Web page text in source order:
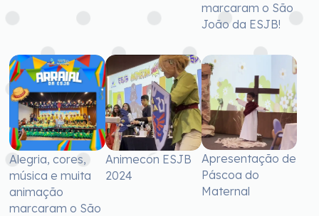
marcaram o São
João da ESJB!
Alegria, cores,
música e muita
animação
marcaram o São
Animecon ESJB
2024
Apresentação de
Páscoa do
Maternal